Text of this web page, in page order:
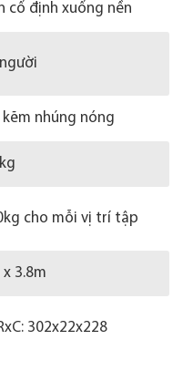
cố định xuống nền
kẽm nhúng nóng
cho mỗi vị trí tập
x 3.8m
302x22x228